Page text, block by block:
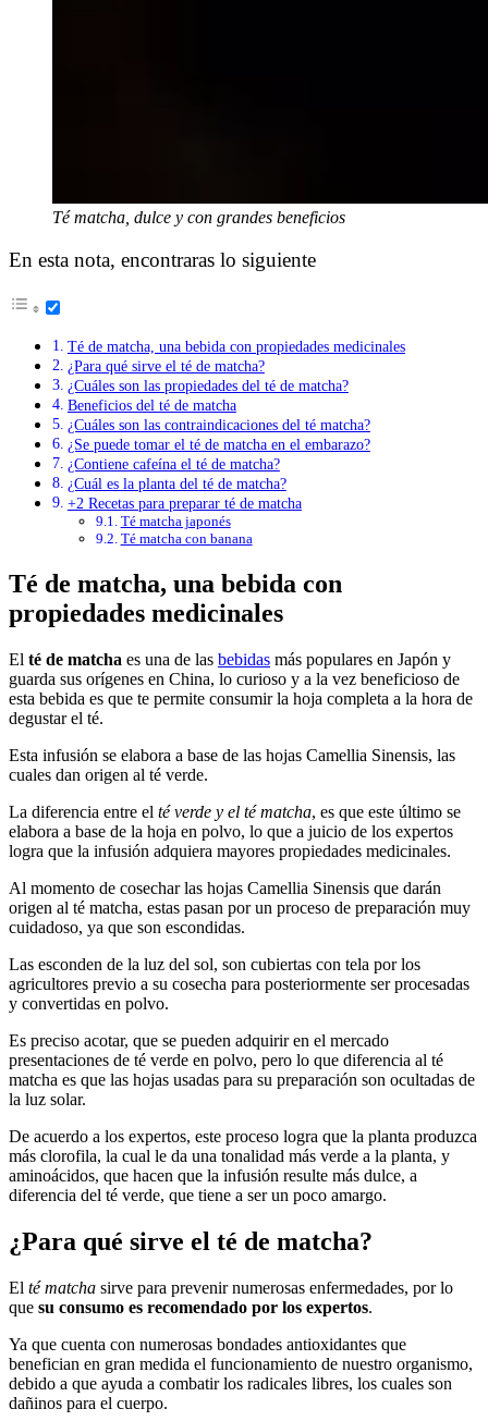
Té matcha, dulce y con grandes beneficios
En esta nota, encontraras lo siguiente
Té de matcha, una bebida con propiedades medicinales
¿Para qué sirve el té de matcha?
¿Cuáles son las propiedades del té de matcha?
Beneficios del té de matcha
¿Cuáles son las contraindicaciones del té matcha?
¿Se puede tomar el té de matcha en el embarazo?
¿Contiene cafeína el té de matcha?
¿Cuál es la planta del té de matcha?
+2 Recetas para preparar té de matcha
Té matcha japonés
Té matcha con banana
Té de matcha, una bebida con
propiedades medicinales
El té de matcha es una de las bebidas más populares en Japón y
guarda sus orígenes en China, lo curioso y a la vez beneficioso de
esta bebida es que te permite consumir la hoja completa a la hora de
degustar el té.
Esta infusión se elabora a base de las hojas Camellia Sinensis, las
cuales dan origen al té verde.
La diferencia entre el té verde y el té matcha, es que este último se
elabora a base de la hoja en polvo, lo que a juicio de los expertos
logra que la infusión adquiera mayores propiedades medicinales.
Al momento de cosechar las hojas Camellia Sinensis que darán
origen al té matcha, estas pasan por un proceso de preparación muy
cuidadoso, ya que son escondidas.
Las esconden de la luz del sol, son cubiertas con tela por los
agricultores previo a su cosecha para posteriormente ser procesadas
y convertidas en polvo.
Es preciso acotar, que se pueden adquirir en el mercado
presentaciones de té verde en polvo, pero lo que diferencia al té
matcha es que las hojas usadas para su preparación son ocultadas de
la luz solar.
De acuerdo a los expertos, este proceso logra que la planta produzca
más clorofila, la cual le da una tonalidad más verde a la planta, y
aminoácidos, que hacen que la infusión resulte más dulce, a
diferencia del té verde, que tiene a ser un poco amargo.
¿Para qué sirve el té de matcha?
El té matcha sirve para prevenir numerosas enfermedades, por lo
que su consumo es recomendado por los expertos.
Ya que cuenta con numerosas bondades antioxidantes que
benefician en gran medida el funcionamiento de nuestro organismo,
debido a que ayuda a combatir los radicales libres, los cuales son
dañinos para el cuerpo.